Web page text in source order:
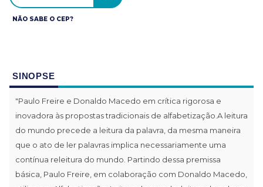
NÃO SABE O CEP?
SINOPSE
"Paulo Freire e Donaldo Macedo em crítica rigorosa e
inovadora às propostas tradicionais de alfabetização.A leitura
do mundo precede a leitura da palavra, da mesma maneira
que o ato de ler palavras implica necessariamente uma
contínua releitura do mundo. Partindo dessa premissa
básica, Paulo Freire, em colaboração com Donaldo Macedo,